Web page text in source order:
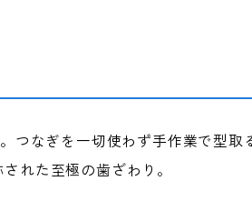
。つなぎを一切使わず手作業で型
れた至極の歯ざわり。